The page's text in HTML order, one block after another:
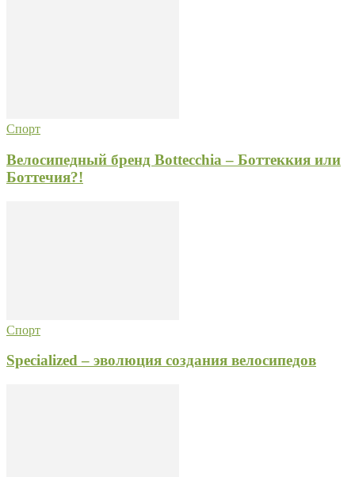
Спорт
Велосипедный бренд Bottecchia – Боттеккия или
Боттечия?!
Спорт
Specialized – эволюция создания велосипедов